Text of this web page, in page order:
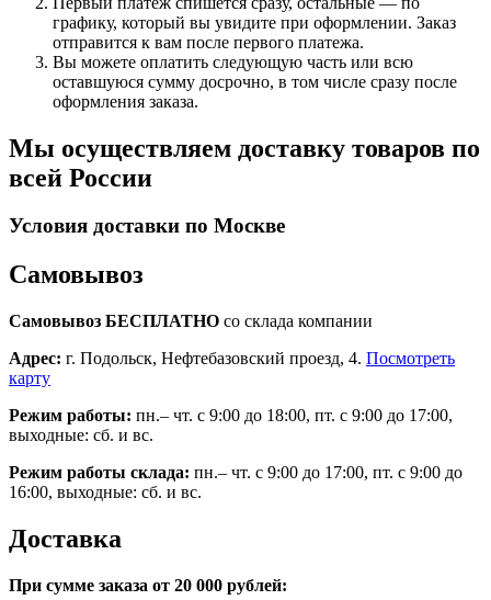
графику, который вы увидите при оформлении. Заказ
отправится к вам после первого платежа.
Вы можете оплатить следующую часть или всю
оставшуюся сумму досрочно, в том числе сразу после
оформления заказа.
Мы осуществляем доставку товаров по
всей России
Условия доставки по Москве
Самовывоз
Самовывоз БЕСПЛАТНО со склада компании
Адрес: г. Подольск, Нефтебазовский проезд, 4. Посмотреть
карту
Режим работы: пн.– чт. с 9:00 до 18:00, пт. с 9:00 до 17:00,
выходные: сб. и вс.
Режим работы склада: пн.– чт. с 9:00 до 17:00, пт. с 9:00 до
16:00, выходные: сб. и вс.
Доставка
При сумме заказа от 20 000 рублей: